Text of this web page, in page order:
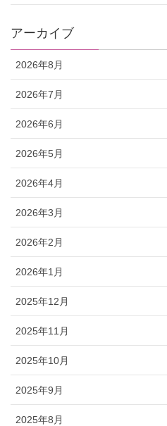
アーカイブ
2026年8月
2026年7月
2026年6月
2026年5月
2026年4月
2026年3月
2026年2月
2026年1月
2025年12月
2025年11月
2025年10月
2025年9月
2025年8月